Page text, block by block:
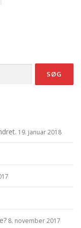
19. januar 2018
8. november 2017